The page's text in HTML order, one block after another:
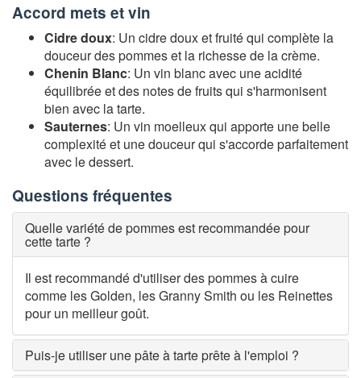
Accord mets et vin
Cidre doux: Un cidre doux et fruité qui complète la
douceur des pommes et la richesse de la crème.
Chenin Blanc: Un vin blanc avec une acidité
équilibrée et des notes de fruits qui s'harmonisent
bien avec la tarte.
Sauternes: Un vin moelleux qui apporte une belle
complexité et une douceur qui s'accorde parfaitement
avec le dessert.
Questions fréquentes
Quelle variété de pommes est recommandée pour
cette tarte ?
Il est recommandé d'utiliser des pommes à cuire
comme les Golden, les Granny Smith ou les Reinettes
pour un meilleur goût.
Puis-je utiliser une pâte à tarte prête à l'emploi ?